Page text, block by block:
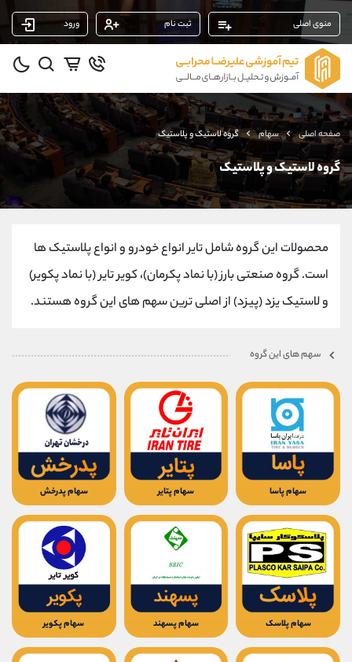
منوی اصلی ثبت نام ورود
صفحه اصلی سهام گروه لاستیک و پلاستیک
گروه لاستیک و پلاستیک
محصولات این گروه شامل تایر انواع خودرو و انواع پلاستیک ها
است. گروه صنعتی بارز (با نماد پکرمان)، کویر تایر (با نماد پکویر)
و لاستیک یزد (پیزد) از اصلی ترین سهم های این گروه هستند.
سهم های این گروه
سهام پاسا سهام پتایر سهام پدرخش
سهام پلاسک سهام پسهند سهام پکویر
پشتیبان فروش (محسن یزدی)
موبایل 09304891085
واتساپ شروع گفتگو
تلگرام @Armteam_admin_103
داخلی 103
پشتیبان فروش (ایمان پوراسماعیلی)
واتساپ شروع گفتگو
@Armteam_admin_por
107
موبایل 09194198792
@Armteam_admin_33
118
پشتیبان فروش
موبایل 09101364784
واتساپ شروع گفتگو
تلگرام @Armteam_admin_104
داخلی 104
اطلاعات تماس (دفتر فروش)
تلفن 021-22021030
021-22021040
بدون پیش شماره 90001030